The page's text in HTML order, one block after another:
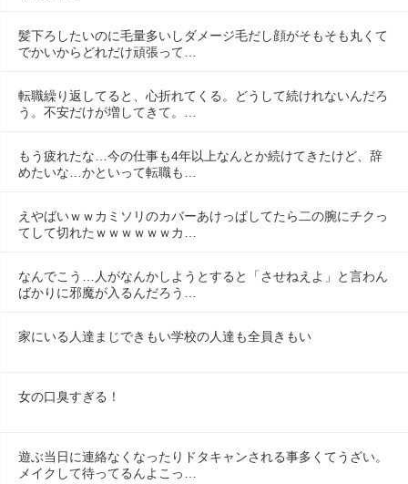
髪下ろしたいのに毛量多いしダメージ毛だし顔がそもそも丸くて
でかいからどれだけ頑張って…
転職繰り返してると、心折れてくる。どうして続けれないんだろ
う。不安だけが増してきて。…
もう疲れたな…今の仕事も4年以上なんとか続けてきたけど、辞
めたいな…かといって転職も…
えやばいｗｗカミソリのカバーあけっぱしてたら二の腕にチクっ
てして切れたｗｗｗｗｗｗカ…
なんでこう…人がなんかしようとすると「させねえよ」と言わん
ばかりに邪魔が入るんだろう…
家にいる人達まじできもい学校の人達も全員きもい
女の口臭すぎる！
遊ぶ当日に連絡なくなったりドタキャンされる事多くてうざい。
メイクして待ってるんよこっ…